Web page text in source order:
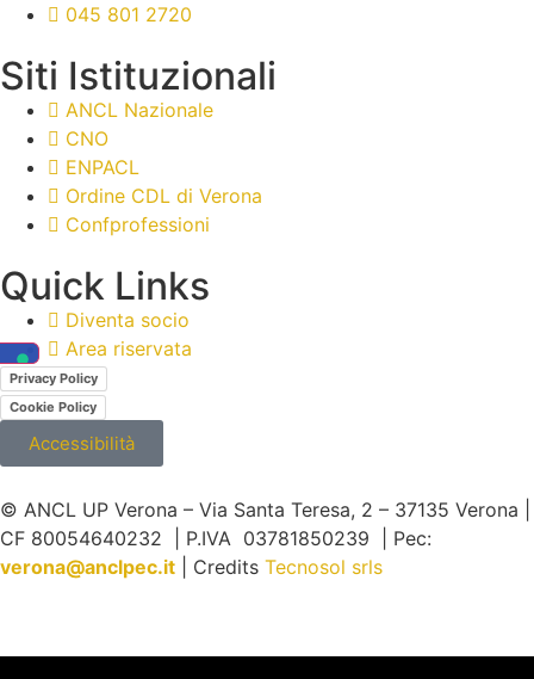
045 801 2720
Siti Istituzionali
ANCL Nazionale
CNO
ENPACL
Ordine CDL di Verona
Confprofessioni
Quick Links
Diventa socio
Area riservata
Privacy Policy
Cookie Policy
Accessibilità
© ANCL UP Verona – Via Santa Teresa, 2 – 37135 Verona |
CF 80054640232 | P.IVA 03781850239 | Pec:
verona@anclpec.it | Credits Tecnosol srls